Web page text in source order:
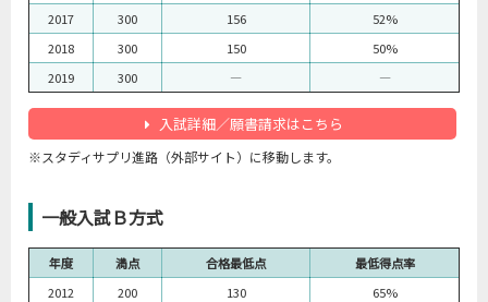
2017
300 156
52%
2018
300 150
50%
2019
300 ― ―
入試詳細／願書請求はこちら
※スタディサプリ進路（外部サイト）に移動します。
一般入試Ｂ方式
年度 満点 合格最低点
最低得点率
2012
200 130
65%